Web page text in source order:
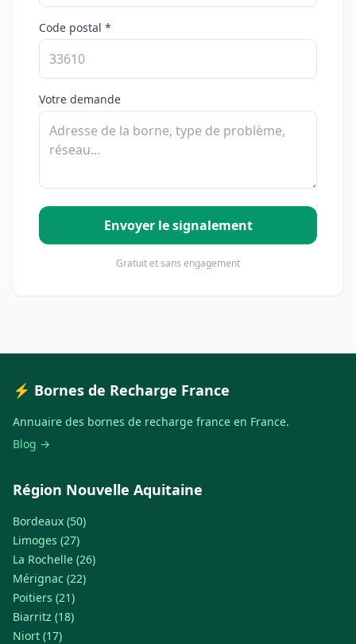
Code postal *
Votre demande
Envoyer le signalement
Gratuit et sans engagement
⚡ Bornes de Recharge France
Annuaire des bornes de recharge france en France.
Blog →
Région Nouvelle Aquitaine
Bordeaux (50)
Limoges (27)
La Rochelle (26)
Mérignac (22)
Poitiers (21)
Biarritz (18)
Niort (17)